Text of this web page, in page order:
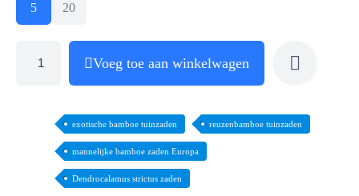
5 20
Voeg toe aan winkelwagen
exotische bamboe tuinzaden reuzenbamboe tuinzaden
mannelijke bamboe zaden Europa
Dendrocalamus strictus zaden